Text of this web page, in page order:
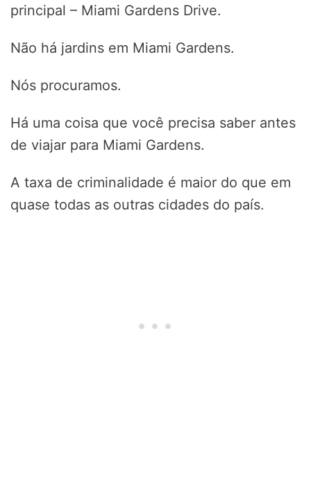
principal – Miami Gardens Drive.
Não há jardins em Miami Gardens.
Nós procuramos.
Há uma coisa que você precisa saber antes
de viajar para Miami Gardens.
A taxa de criminalidade é maior do que em
quase todas as outras cidades do país.